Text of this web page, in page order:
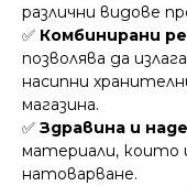
различни видове
✅ Комбинирани
позволява да
насипни
магазина.
✅ Здравина и
материали, които
натоварване.